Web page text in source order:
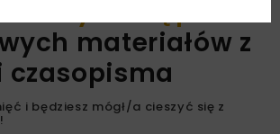
materiałów z
czasopisma
i będziesz mógł/a cieszyć się z